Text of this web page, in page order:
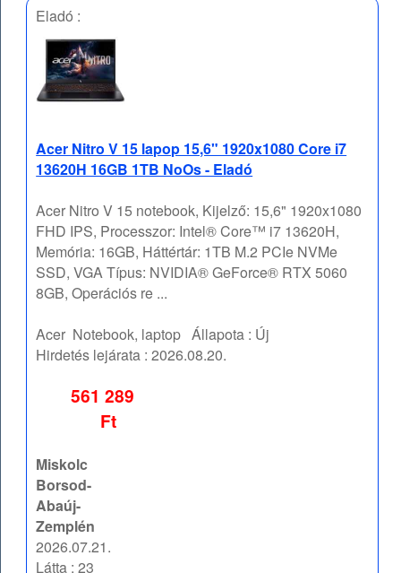
Eladó :
Acer Nitro V 15 lapop 15,6" 1920x1080 Core i7
13620H 16GB 1TB NoOs - Eladó
Acer Nitro V 15 notebook, Kijelző: 15,6" 1920x1080
FHD IPS, Processzor: Intel® Core™ i7 13620H,
Memória: 16GB, Háttértár: 1TB M.2 PCIe NVMe
SSD, VGA Típus: NVIDIA® GeForce® RTX 5060
8GB, Operációs re ...
Acer Notebook, laptop Állapota : Új
Hirdetés lejárata :2026.08.20.
561 289
Ft
Miskolc
Borsod-
Abaúj-
Zemplén
2026.07.21.
Látta : 23